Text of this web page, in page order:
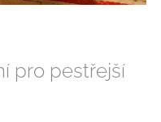
pro pestřejší